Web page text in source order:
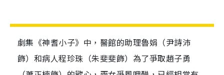
劇集《神耆小子》中，醫館的助理魯娟（尹詩沛
飾）和病人程珍珠（朱斐斐飾）為了爭取趙子勇